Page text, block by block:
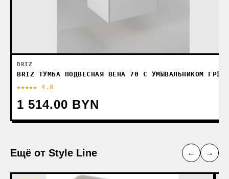
BRIZ
BRIZ ТУМБА ПОДВЕСНАЯ ВЕНА 70 С УМЫВАЛЬНИКОМ
★★★★★ 4.8
1 514.00 BYN
Ещё от Style Line ← →